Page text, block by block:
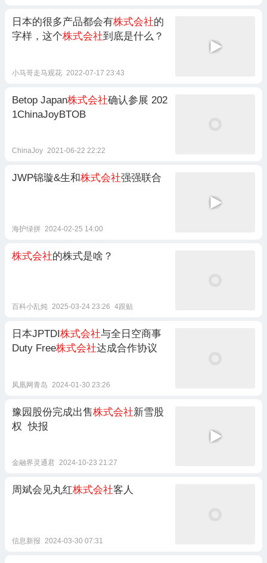
日本的很多产品都会有株式会社的
字样，这个株式会社到底是什么？
小马哥走马观花 2022-07-17 23:43
Betop Japan株式会社确认参展 202
1ChinaJoyBTOB
ChinaJoy 2021-06-22 22:22
JWP锦璇&生和株式会社强强联合
海护绿拼 2024-02-25 14:00
株式会社的株式是啥？
百科小乱炖 2025-03-24 23:26 4跟贴
日本JPTDI 株式会社与全日空商事
Duty Free株式会社达成合作协议
凤凰网青岛 2024-01-30 23:26
豫园股份完成出售株式会社新雪股
权 快报
金融界灵通君 2024-10-23 21:27
周斌会见丸红株式会社客人
信息新报 2024-03-30 07:31